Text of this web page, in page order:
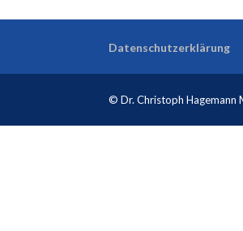
Datenschutzerklärung
© Dr. Christoph Hagemann